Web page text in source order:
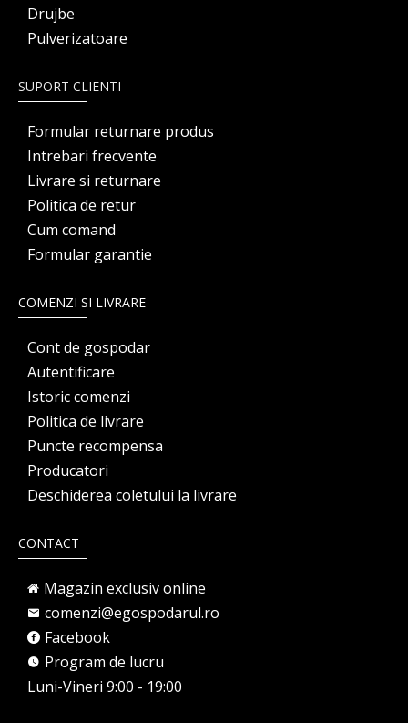
Drujbe
Pulverizatoare
SUPORT CLIENTI
Formular returnare produs
Intrebari frecvente
Livrare si returnare
Politica de retur
Cum comand
Formular garantie
COMENZI SI LIVRARE
Cont de gospodar
Autentificare
Istoric comenzi
Politica de livrare
Puncte recompensa
Producatori
Deschiderea coletului la livrare
CONTACT
Magazin exclusiv online
comenzi@egospodarul.ro
Facebook
Program de lucru
Luni-Vineri 9:00 - 19:00